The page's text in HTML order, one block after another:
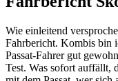
Wie einleitend
Fahrbericht. Kombis bin
Passat-Fahrer gut
Test. Was sofort auffällt,